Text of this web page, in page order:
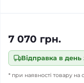
Відправка в
* при наявності товару на
7 070 грн.